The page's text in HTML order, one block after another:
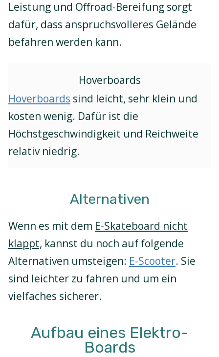
Leistung und Offroad-Bereifung sorgt
dafür, dass anspruchsvolleres Gelände
befahren werden kann.
Hoverboards
Hoverboards sind leicht, sehr klein und
kosten wenig. Dafür ist die
Höchstgeschwindigkeit und Reichweite
relativ niedrig.
Alternativen
Wenn es mit dem E-Skateboard nicht
klappt, kannst du noch auf folgende
Alternativen umsteigen: E-Scooter. Sie
sind leichter zu fahren und um ein
vielfaches sicherer.
Aufbau eines Elektro-
Boards